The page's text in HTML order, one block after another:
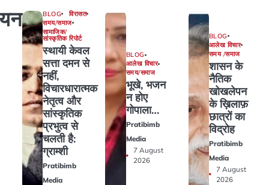
BLOG
विरासत
समय/समाज
सामाजिक/
सांस्कृतिक रिपोर्ट
स्थायी केवल
सत्ता दमन से
नहीं,
विचारधारात्मक
नेतृत्व और
सांस्कृतिक
प्रभुत्व से
चलती है:
ग्राम्शी
Pratibimb
Media
BLOG
आलेख विचार
समय/समाज
भूखे, भजन
न होए
गोपाला…
Pratibimb
Media
7 August
2026
BLOG
आलेख विचार
समय /समाज
शासन के
नैतिक
खोखलेपन
के ख़िलाफ़
छात्रों का
विद्रोह
Pratibimb
Media
7 August
2026